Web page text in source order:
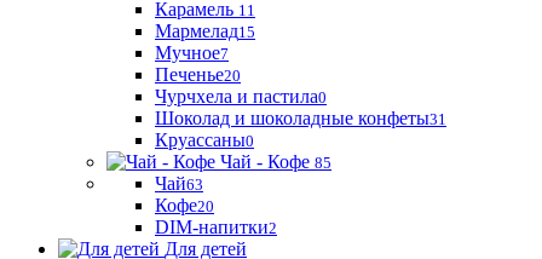
Карамель 11
Мармелад15
Мучное7
Печенье20
Чурчхела и пастила0
Шоколад и шоколадные конфеты31
Круассаны0
Чай - Кофе 85
Чай63
Кофе20
DIM-напитки2
Для детей